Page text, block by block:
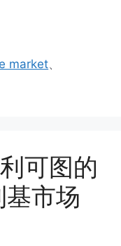
market、
可图的
市场